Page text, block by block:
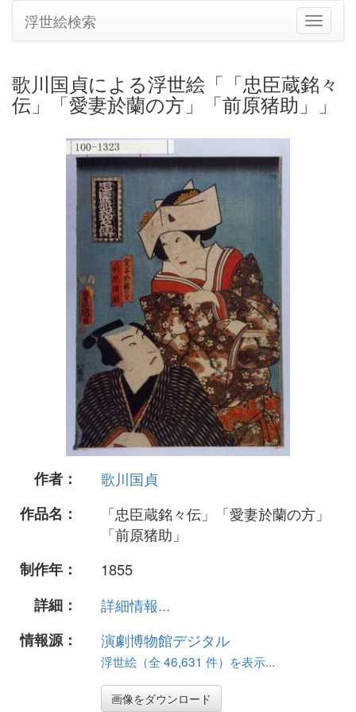
ナ
ビ
シ
ン
浮世絵検索
歌川国貞による浮世絵「「忠臣蔵銘々
伝」「愛妻於蘭の方」「前原猪助」」
作者：
歌川国貞
作品名：
「忠臣蔵銘々伝」「愛妻於蘭の方」
「前原猪助」
制作年：
1855
詳細：
詳細情報...
情報源：
演劇博物館デジタル
浮世絵（全 46,631 件）を表示...
画像をダウンロード